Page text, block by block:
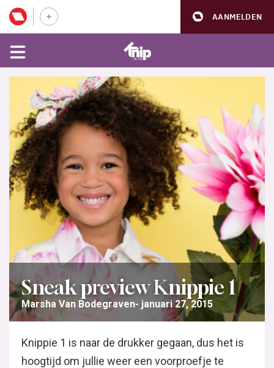
AANMELDEN
Sneak preview Knippie 1
Marsha Van Bodegraven januari 27, 2015
Knippie 1 is naar de drukker gegaan, dus het is
hoogtijd om jullie weer een voorproefje te